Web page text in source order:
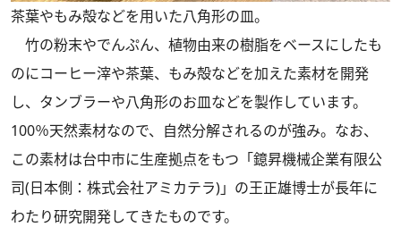
茶葉やもみ殻などを用いた八角形の皿。
竹の粉末やでんぷん、植物由来の樹脂をベースにしたも
のにコーヒー滓や茶葉、もみ殻などを加えた素材を開発
し、タンブラーや八角形のお皿などを製作しています。
100％天然素材なので、自然分解されるのが強み。なお、
この素材は台中市に生産拠点をもつ「鐿昇機械企業有限公
司(日本側：株式会社アミカテラ)」の王正雄博士が長年に
わたり研究開発してきたものです。